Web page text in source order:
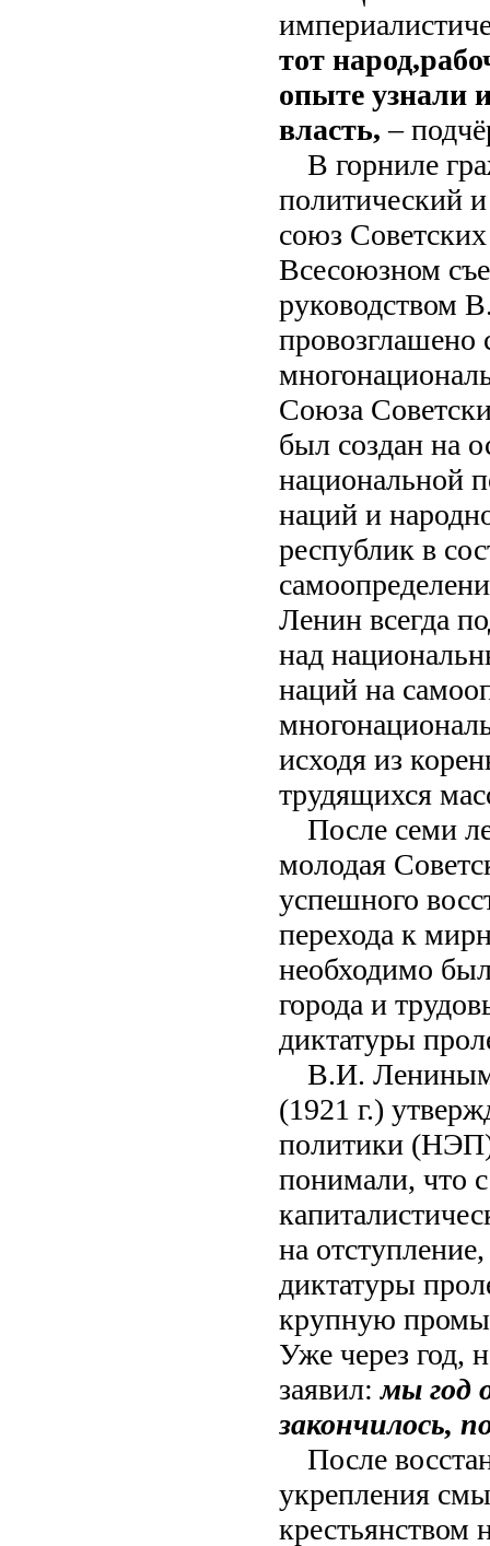
тот народ,
опыте узнали
власть, –
В горниле
политический
союз
Всесоюзном
руководством
провозглашено
Союза
был создан на
национальной
наций и
республик в
Ленин всегда
над
наций на
исходя из
трудящихся
После семи
молодая
успешного
перехода к
необходимо
города и
диктатуры
В.И. Лениным
(1921 г.)
политики
понимали, что
на
диктатуры
крупную
Уже через год,
заявил: мы год
закончилось,
После
укрепления
крестьянством